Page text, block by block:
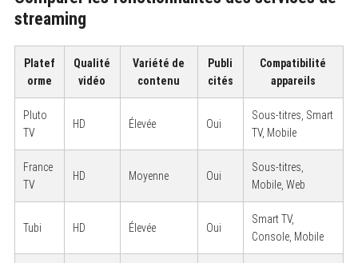
streaming
Platef
orme
Qualité
vidéo
Variété de
contenu
Publi
cités
Compatibilité
appareils
Pluto
TV
HD Élevée Oui
Sous-titres, Smart
TV, Mobile
France
TV
HD Moyenne Oui
Sous-titres,
Mobile, Web
Tubi HD Élevée Oui
Smart TV,
Console, Mobile